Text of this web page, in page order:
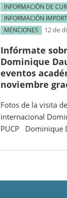
INFORMACIÓN DE
INFORMACIÓN
MENCIONES
12 de
Infórmate
Dominique
eventos
noviembre
Fotos de la visita
internacional
PUCP Dominique